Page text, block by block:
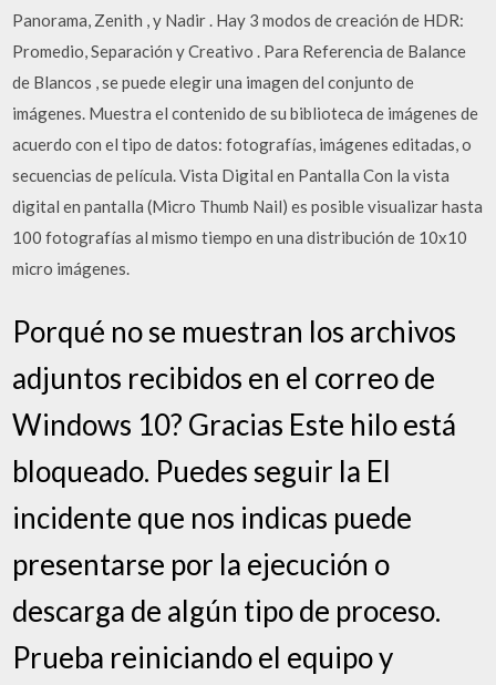
Panorama, Zenith , y Nadir . Hay 3 modos de creación de HDR:
Promedio, Separación y Creativo . Para Referencia de Balance
de Blancos , se puede elegir una imagen del conjunto de
imágenes. Muestra el contenido de su biblioteca de imágenes de
acuerdo con el tipo de datos: fotografías, imágenes editadas, o
secuencias de película. Vista Digital en Pantalla Con la vista
digital en pantalla (Micro Thumb Nail) es posible visualizar hasta
100 fotografías al mismo tiempo en una distribución de 10x10
micro imágenes.
Porqué no se muestran los archivos
adjuntos recibidos en el correo de
Windows 10? Gracias Este hilo está
bloqueado. Puedes seguir la El
incidente que nos indicas puede
presentarse por la ejecución o
descarga de algún tipo de proceso.
Prueba reiniciando el equipo y